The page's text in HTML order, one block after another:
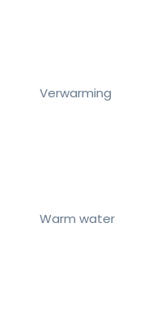
Verwarming
Warm water